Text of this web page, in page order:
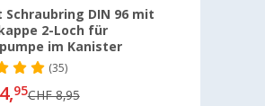
Schraubring DIN 96 mit
2-Loch für
im Kanister
(35)
95CHF 8,95